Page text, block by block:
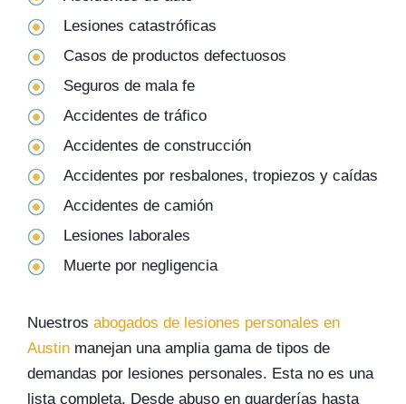
Lesiones catastróficas
Casos de productos defectuosos
Seguros de mala fe
Accidentes de tráfico
Accidentes de construcción
Accidentes por resbalones, tropiezos y caídas
Accidentes de camión
Lesiones laborales
Muerte por negligencia
Nuestros abogados de lesiones personales en
Austin manejan una amplia gama de tipos de
demandas por lesiones personales. Esta no es una
lista completa. Desde abuso en guarderías hasta